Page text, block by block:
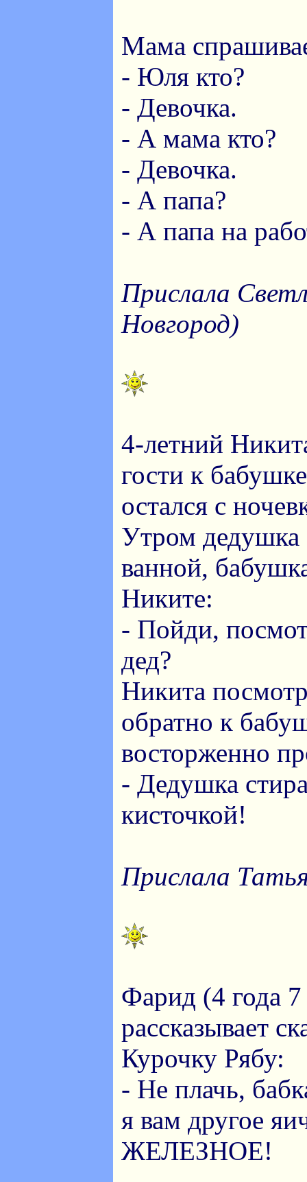
Мама
- Юля кто?
- Девочка.
- А мама кто?
- Девочка.
- А папа?
- А папа на
Прислала
Новгород)
4-летний
гости к
остался с
Утром дедушка
ванной,
Никите:
- Пойди,
дед?
Никита
обратно к
восторженно
- Дедушка
кисточкой!
Прислала
Фарид (4 года
рассказывает
Курочку Рябу:
- Не плачь,
я вам другое
ЖЕЛЕЗНОЕ!